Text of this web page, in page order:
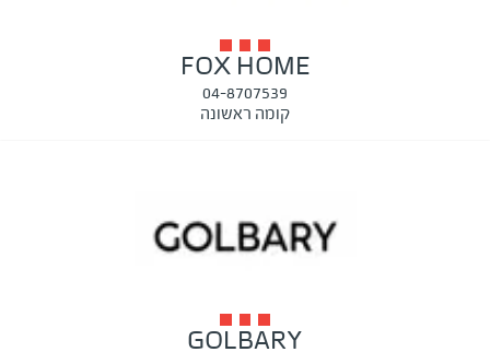
FOX HOME
04-8707539
קומה ראשונה
GOLBARY